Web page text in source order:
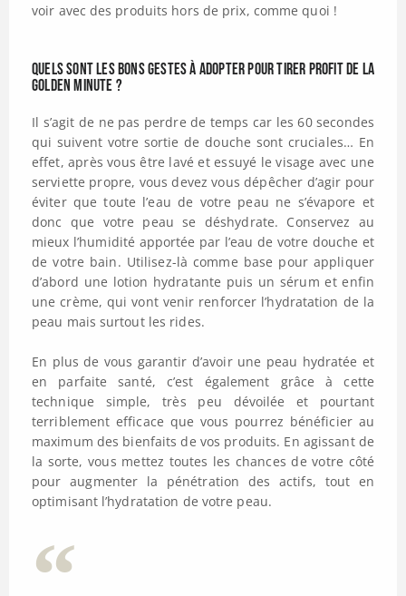
voir avec des produits hors de prix, comme quoi !
Quels sont les bons gestes à adopter pour tirer profit de la
Golden Minute ?
Il s’agit de ne pas perdre de temps car les 60 secondes
qui suivent votre sortie de douche sont cruciales… En
effet, après vous être lavé et essuyé le visage avec une
serviette propre, vous devez vous dépêcher d’agir pour
éviter que toute l’eau de votre peau ne s’évapore et
donc que votre peau se déshydrate. Conservez au
mieux l’humidité apportée par l’eau de votre douche et
de votre bain. Utilisez-là comme base pour appliquer
d’abord une lotion hydratante puis un sérum et enfin
une crème, qui vont venir renforcer l’hydratation de la
peau mais surtout les rides.
En plus de vous garantir d’avoir une peau hydratée et
en parfaite santé, c’est également grâce à cette
technique simple, très peu dévoilée et pourtant
terriblement efficace que vous pourrez bénéficier au
maximum des bienfaits de vos produits. En agissant de
la sorte, vous mettez toutes les chances de votre côté
pour augmenter la pénétration des actifs, tout en
optimisant l’hydratation de votre peau.